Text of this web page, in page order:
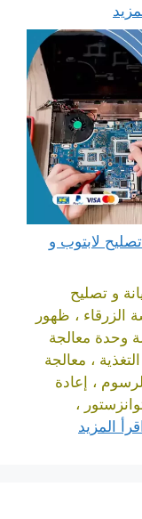
مهندس كمبيوتر الصليبية 65511033 تصليح لابتوب و
و تصليح
الزرقاء ، ظهور
وحدة معالجة
، معالجة
، إعادة
،
اقرأ المزيد